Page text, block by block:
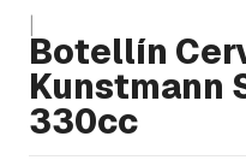
Botellín
Kunstmann
330cc